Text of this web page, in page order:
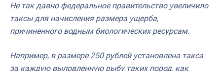
Не так давно федеральное правительство увеличило
таксы для начисления размера ущерба,
причиненного водным биологических ресурсам.
Например, в размере 250 рублей установлена такса
за каждую выловленную рыбу таких пород, как